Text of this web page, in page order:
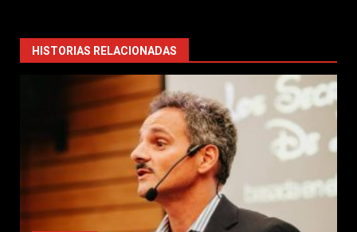
HISTORIAS RELACIONADAS